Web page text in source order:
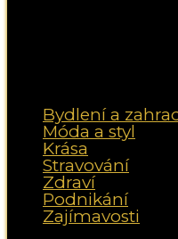
Bydlení a
Móda a styl
Krása
Stravování
Zdraví
Podnikání
Zajímavosti